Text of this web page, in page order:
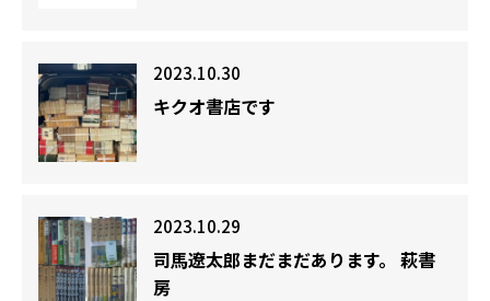
2023.10.30
キクオ書店です
2023.10.29
司馬遼太郎まだまだあります。 萩書
房